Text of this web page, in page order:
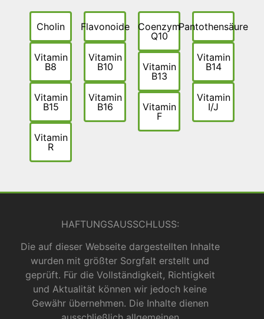
Cholin
Vitamin
B8
Vitamin
B15
Vitamin
R
Flavonoide
Vitamin
B10
Vitamin
B16
Coenzym
Q10
Vitamin
B13
Vitamin
F
Pantothensäure
Vitamin
B14
Vitamin
I/J
HAFTUNGSAUSSCHLUSS:
Die auf dieser Webseite dargestellten Inhalte
wurden mit größter Sorgfalt erstellt und
geprüft. Für die Vollständigkeit, Richtigkeit
und Aktualität können wir jedoch keine
Gewähr übernehmen. Die Inhalte dienen